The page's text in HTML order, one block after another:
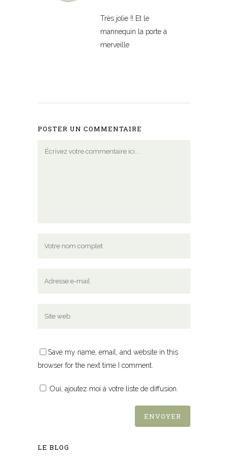
Très jolie !! Et le
mannequin la porte à
merveille
POSTER UN COMMENTAIRE
Save my name, email, and website in this
browser for the next time I comment.
Oui, ajoutez moi à votre liste de diffusion.
LE BLOG